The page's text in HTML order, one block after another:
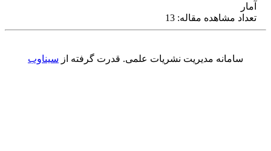
آمار
تعداد مشاهده مقاله: 13
سامانه مدیریت نشریات علمی. قدرت گرفته از سیناوب